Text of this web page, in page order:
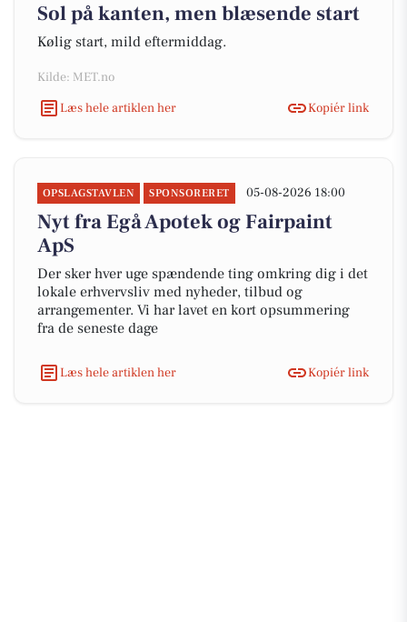
Sol på kanten, men blæsende start
Kølig start, mild eftermiddag.
Kilde: MET.no
Læs hele artiklen her
Kopiér link
OPSLAGSTAVLEN SPONSORERET 05-08-2026 18:00
Nyt fra Egå Apotek og Fairpaint
ApS
Der sker hver uge spændende ting omkring dig i det
lokale erhvervsliv med nyheder, tilbud og
arrangementer. Vi har lavet en kort opsummering
fra de seneste dage
Læs hele artiklen her Kopiér link